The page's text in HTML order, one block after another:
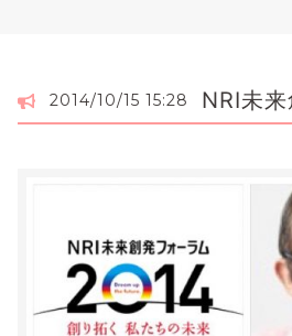
2014/10/15 15:28 NRI未